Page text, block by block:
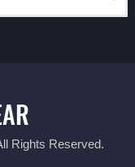
Rights Reserved.